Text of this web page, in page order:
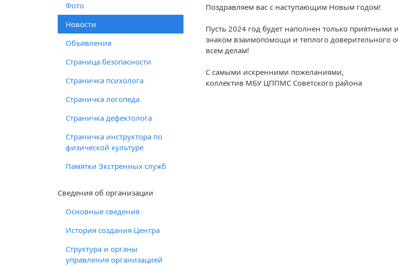
Фото
Новости
Объявления
Страница безопасности
Страничка психолога
Страничка логопеда
Страничка дефектолога
Страничка инструктора по
физической культуре
Памятки Экстренных служб
Cведения об организации
Основные сведения
История создания Центра
Структура и органы
управления организацией
Поздравляем вас с наступающим Новым годом!
Пусть 2024 год будет наполнен только
знаком взаимопомощи и теплого доверительного
всем делам!
С самыми искренними пожеланиями,
коллектив МБУ ЦППМС Советского района